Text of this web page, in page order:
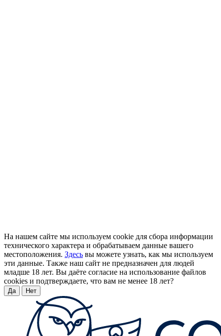
На нашем сайте мы используем cookie для сбора информации
технического характера и обрабатываем данные вашего
местоположения. Здесь вы можете узнать, как мы используем
эти данные. Также наш сайт не предназначен для людей
младше 18 лет. Вы даёте согласие на использование файлов
cookies и подтверждаете, что вам не менее 18 лет?
Да Нет